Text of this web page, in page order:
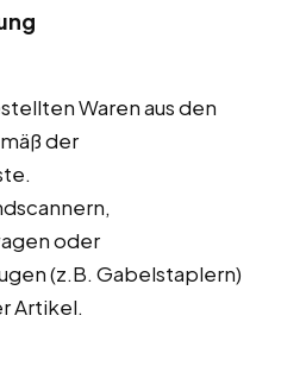
Waren aus den
der
oder
(z.B. Gabelstaplern)
Artikel.